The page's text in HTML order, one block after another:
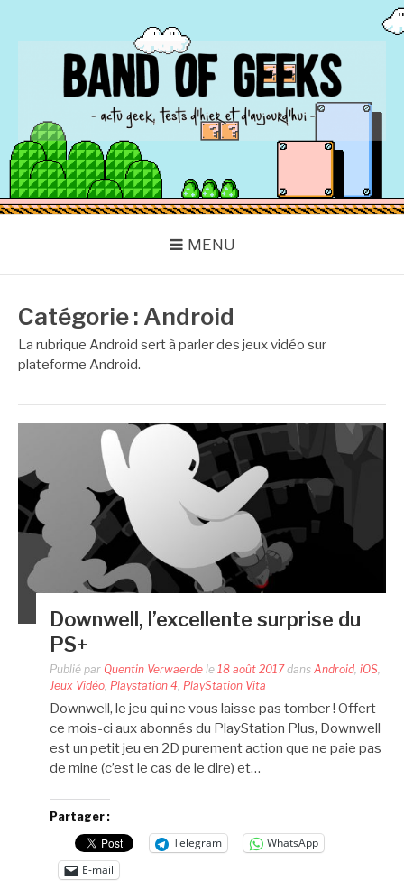
BAND OF GEEKS
Actu Geek d'hier et d'aujourd'hui
MENU
Catégorie : Android
La rubrique Android sert à parler des jeux vidéo sur
plateforme Android.
Downwell, l’excellente surprise du
PS+
Publié par Quentin Verwaerde le 18 août 2017dans Android, iOS,
Jeux Vidéo, Playstation 4, PlayStation Vita
Downwell, le jeu qui ne vous laisse pas tomber ! Offert
ce mois-ci aux abonnés du PlayStation Plus, Downwell
est un petit jeu en 2D purement action que ne paie pas
de mine (c’est le cas de le dire) et…
Partager :
Telegram
WhatsApp
E-mail